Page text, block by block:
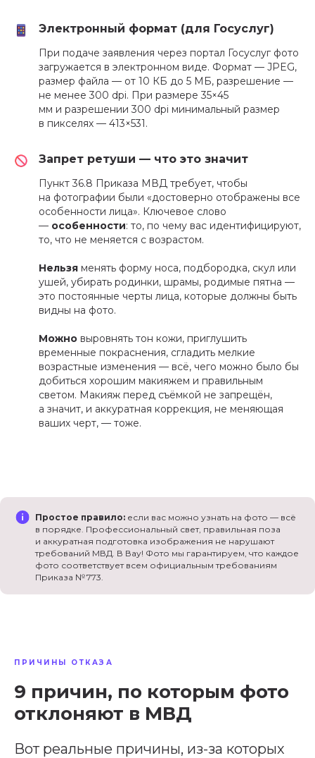
Электронный формат (для Госуслуг)
При подаче заявления через портал Госуслуг фото
загружается в электронном виде. Формат — JPEG,
размер файла — от 10 КБ до 5 МБ, разрешение —
не менее 300 dpi. При размере 35×45
мм и разрешении 300 dpi минимальный размер
в пикселях — 413×531.
Запрет ретуши — что это значит
Пункт 36.8 Приказа МВД требует, чтобы
на фотографии были «достоверно отображены все
особенности лица». Ключевое слово
— особенности: то, по чему вас идентифицируют,
то, что не меняется с возрастом.
Нельзя менять форму носа, подбородка, скул или
ушей, убирать родинки, шрамы, родимые пятна —
это постоянные черты лица, которые должны быть
видны на фото.
Можно выровнять тон кожи, приглушить
временные покраснения, сгладить мелкие
возрастные изменения — всё, чего можно было бы
добиться хорошим макияжем и правильным
светом. Макияж перед съёмкой не запрещён,
а значит, и аккуратная коррекция, не меняющая
ваших черт, — тоже.
Простое правило: если вас можно узнать на фото — всё
в порядке. Профессиональный свет, правильная поза
и аккуратная подготовка изображения не нарушают
требований МВД. В Вау! Фото мы гарантируем, что каждое
фото соответствует всем официальным требованиям
Приказа № 773.
ПРИЧИНЫ ОТКАЗА
9 причин, по которым фото
отклоняют в МВД
Вот реальные причины, из-за которых